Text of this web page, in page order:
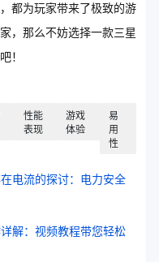
都为玩家带来了极致的游
，那么不妨选择一款三星
！
性能
表现
游戏
体验
易
用
性
电流的探讨：电力安全
解：视频教程带您轻松